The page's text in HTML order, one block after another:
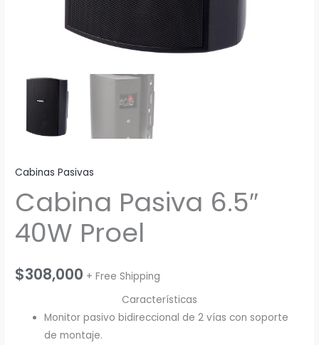
Cabinas Pasivas
Cabina Pasiva 6.5″
40W Proel
$308,000 + Free Shipping
Características
Monitor pasivo bidireccional de 2 vías con soporte
de montaje.